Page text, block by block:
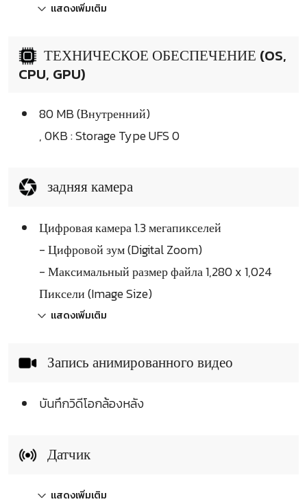
แสดงเพิ่มเติม
ТЕХНИЧЕСКОЕ ОБЕСПЕЧЕНИЕ (OS,
CPU, GPU)
80 MB (Внутренний)
, 0KB : Storage Type UFS 0
задняя камера
Цифровая камера 1.3 мегапикселей
- Цифровой зум (Digital Zoom)
- Максимальный размер файла 1,280 x 1,024
Пиксели (Image Size)
แสดงเพิ่มเติม
Запись анимированного видео
บันทึกวิดีโอกล้องหลัง
Датчик
แสดงเพิ่มเติม